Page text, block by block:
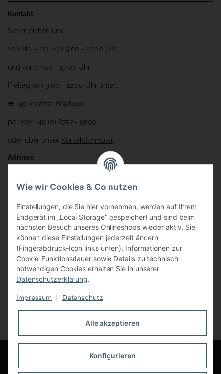
Kontakt
Sie erreichen uns
von Mo. - Do. von 9:00 - 12:00 Uhr
und von 14:00 - 17:00 Uhr
Freitag von 9:00 - 12:00 Uhr unter:
☎️ +49 (0) 8752 8658090
per Fax: +49 (0) 8752 - 9599
oder über unser Kontaktformular
Adresse
Gewerbering 17
84072 Au i.d. Hallertau
info@bauer-tore.de
Vertrag widerrufen
* Alle Preise inkl. gesetzlicher USt., zzgl.Versand
© Bauer-Systemtechnik GmbH - Technische Änderungen und Irrtümer
vorbehalten
Wie wir Cookies & Co nutzen
Einstellungen, die Sie hier vornehmen, werden auf Ihrem
Endgerät im „Local Storage“ gespeichert und sind beim
nächsten Besuch unseres Onlineshops wieder aktiv. Sie
können diese Einstellungen jederzeit ändern
(Fingerabdruck-Icon links unten). Informationen zur
Cookie-Funktionsdauer sowie Details zu technisch
notwendigen Cookies erhalten Sie in unserer
Datenschutzerklärung.
Impressum Datenschutz
Alle akzeptieren
Konfigurieren